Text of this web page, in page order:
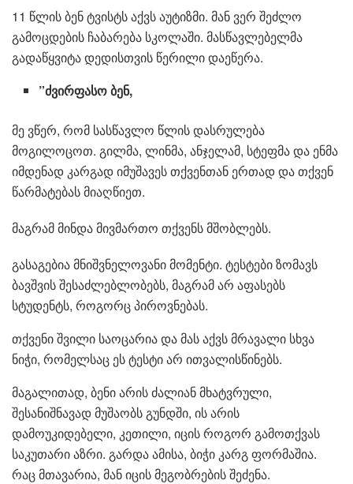
11 წლის ბენ ტვისტს აქვს აუტიზმი. მან ვერ შეძლო
გამოცდების ჩაბარება სკოლაში. მასწავლებელმა
გადაწყვიტა დედისთვის წერილი დაეწერა.
”ძვირფასო ბენ,
მე ვწერ, რომ სასწავლო წლის დასრულება
მოგილოცოთ. გილმა, ლინმა, ანჯელამ, სტეფმა და ენმა
იმდენად კარგად იმუშავეს თქვენთან ერთად და თქვენ
წარმატებას მიაღწიეთ.
მაგრამ მინდა მივმართო თქვენს მშობლებს.
გასაგებია მნიშვნელოვანი მომენტი. ტესტები ზომავს
ბავშვის შესაძლებლობებს, მაგრამ არ აფასებს
სტუდენტს, როგორც პიროვნებას.
თქვენი შვილი საოცარია და მას აქვს მრავალი სხვა
ნიჭი, რომელსაც ეს ტესტი არ ითვალისწინებს.
მაგალითად, ბენი არის ძალიან მხატვრული,
შესანიშნავად მუშაობს გუნდში, ის არის
დამოუკიდებელი, კეთილი, იცის როგორ გამოთქვას
საკუთარი აზრი. გარდა ამისა, ბიჭი კარგ ფორმაშია.
რაც მთავარია, მან იცის მეგობრების შეძენა.